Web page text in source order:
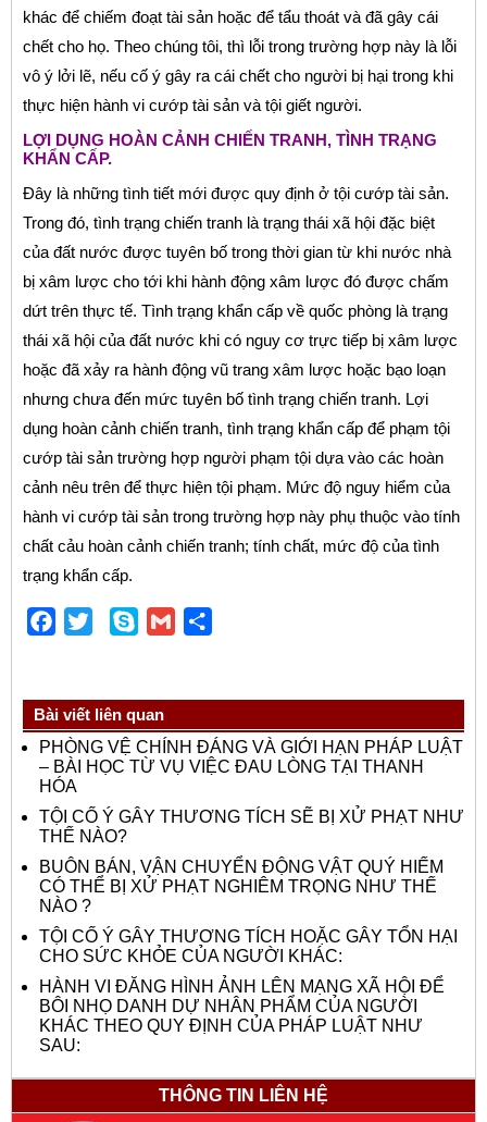
khác để chiếm đoạt tài sản hoặc để tẩu thoát và đã gây cái
chết cho họ. Theo chúng tôi, thì lỗi trong trường hợp này là lỗi
vô ý lởi lẽ, nếu cố ý gây ra cái chết cho người bị hại trong khi
thực hiện hành vi cướp tài sản và tội giết người.
LỢI DỤNG HOÀN CẢNH CHIẾN TRANH, TÌNH TRẠNG
KHẨN CẤP.
Đây là những tình tiết mới được quy định ở tội cướp tài sản.
Trong đó, tình trạng chiến tranh là trạng thái xã hội đặc biệt
của đất nước được tuyên bố trong thời gian từ khi nước nhà
bị xâm lược cho tới khi hành động xâm lược đó được chấm
dứt trên thực tế. Tình trạng khẩn cấp về quốc phòng là trạng
thái xã hội của đất nước khi có nguy cơ trực tiếp bị xâm lược
hoặc đã xảy ra hành động vũ trang xâm lược hoặc bạo loạn
nhưng chưa đến mức tuyên bố tình trạng chiến tranh. Lợi
dụng hoàn cảnh chiến tranh, tình trạng khẩn cấp để phạm tội
cướp tài sản trường hợp người phạm tội dựa vào các hoàn
cảnh nêu trên để thực hiện tội phạm. Mức độ nguy hiểm của
hành vi cướp tài sản trong trường hợp này phụ thuộc vào tính
chất cảu hoàn cảnh chiến tranh; tính chất, mức độ của tình
trạng khẩn cấp.
Facebook
Twitter Skype Gmail
Bài viết liên quan
PHÒNG VỆ CHÍNH ĐÁNG VÀ GIỚI HẠN PHÁP LUẬT
– BÀI HỌC TỪ VỤ VIỆC ĐAU LÒNG TẠI THANH
HÓA
TỘI CỐ Ý GÂY THƯƠNG TÍCH SẼ BỊ XỬ PHẠT NHƯ
THẾ NÀO?
BUÔN BÁN, VẬN CHUYỂN ĐỘNG VẬT QUÝ HIẾM
CÓ THỂ BỊ XỬ PHẠT NGHIÊM TRỌNG NHƯ THẾ
NÀO ?
TỘI CỐ Ý GÂY THƯƠNG TÍCH HOẶC GÂY TỔN HẠI
CHO SỨC KHỎE CỦA NGƯỜI KHÁC:
HÀNH VI ĐĂNG HÌNH ẢNH LÊN MẠNG XÃ HỘI ĐỂ
BÔI NHỌ DANH DỰ NHÂN PHẨM CỦA NGƯỜI
KHÁC THEO QUY ĐỊNH CỦA PHÁP LUẬT NHƯ
SAU:
THÔNG TIN LIÊN HỆ